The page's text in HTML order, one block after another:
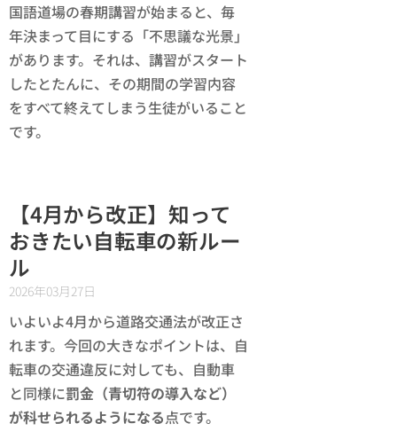
国語道場の春期講習が始まると、毎
年決まって目にする「不思議な光景」
があります。それは、講習がスタート
したとたんに、その期間の学習内容
をすべて終えてしまう生徒がいること
です。
【4月から改正】知って
おきたい自転車の新ルー
ル
2026年03月27日
いよいよ4月から道路交通法が改正さ
れます。今回の大きなポイントは、自
転車の交通違反に対しても、自動車
と同様に罰金（青切符の導入など）
が科せられるようになる点です。